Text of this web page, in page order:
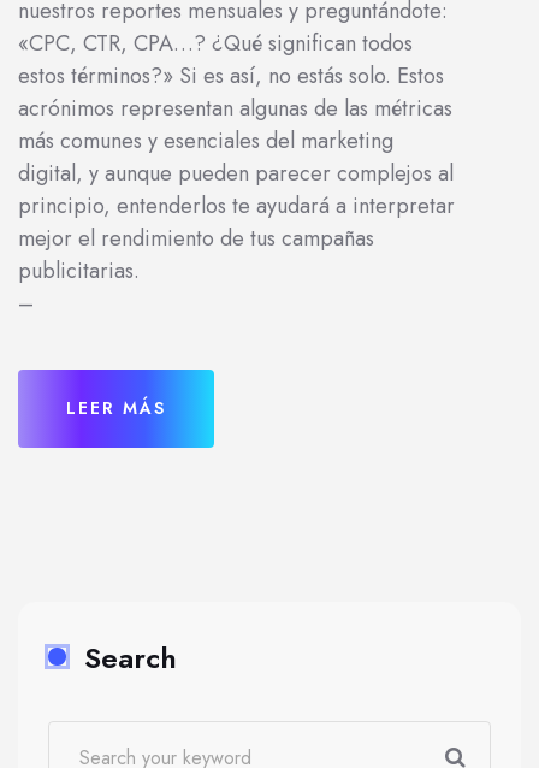
nuestros reportes mensuales y preguntándote:
«CPC, CTR, CPA…? ¿Qué significan todos
estos términos?» Si es así, no estás solo. Estos
acrónimos representan algunas de las métricas
más comunes y esenciales del marketing
digital, y aunque pueden parecer complejos al
principio, entenderlos te ayudará a interpretar
mejor el rendimiento de tus campañas
publicitarias.
–
LEER MÁS
Search